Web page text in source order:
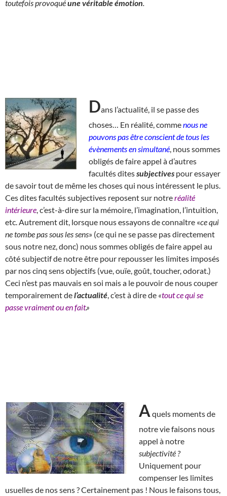
toutefois provoquéunevéritableémotion
Dans l’actualité, il se passe des
choses… En réalité, commenous ne
pouvons pas être conscient de tous les
évènements en simultané , nous sommes
obligés de faire appel à d’autres
facultés ditessubjectives pour essayer
de savoir tout de même les choses qui nous intéressent le plus.
Ces dites facultés subjectives reposent sur notreréalité
intérieure , c’est-à-dire sur la mémoire, l’imagination, l’intuition,
etc. Autrement dit, lorsque nous essayons de connaître «ce qui
ne tombe pas sous les sens» (ce qui ne se passe pas directement
sous notre nez, donc) nous sommes obligés de faire appel au
côté subjectif de notre être pour repousser les limites imposés
par nos cinq sens objectifs (vue, ouïe, goût, toucher, odorat.)
Ceci n’est pas mauvais en soi mais a le pouvoir de nous couper
temporairement del’actualité , c’est à dire de «tout ce qui se
passe vraiment ou en fait.»
A quels moments de
notre vie faisons nous
appel à notre
subjectivité ?
Uniquement pour
compenser les limites
usuelles de nos sens ? Certainement pas ! Nous le faisons tous,